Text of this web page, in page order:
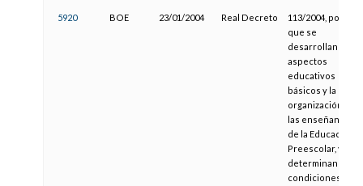
5920 BOE 23/01/2004 Real Decreto
113/2004, por el
que se
desarrollan los
aspectos
educativos
básicos y la
organización de
las enseñanzas
de la Educación
Preescolar, y se
determinan las
condiciones que